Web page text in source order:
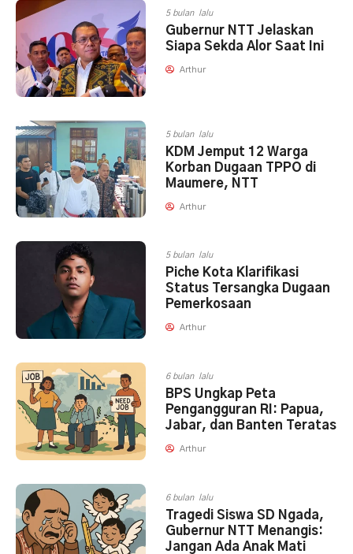
5 bulan lalu
Gubernur NTT Jelaskan
Siapa Sekda Alor Saat Ini
Arthur
5 bulan lalu
KDM Jemput 12 Warga
Korban Dugaan TPPO di
Maumere, NTT
Arthur
5 bulan lalu
Piche Kota Klarifikasi
Status Tersangka Dugaan
Pemerkosaan
Arthur
6 bulan lalu
BPS Ungkap Peta
Pengangguran RI: Papua,
Jabar, dan Banten Teratas
Arthur
6 bulan lalu
Tragedi Siswa SD Ngada,
Gubernur NTT Menangis:
Jangan Ada Anak Mati